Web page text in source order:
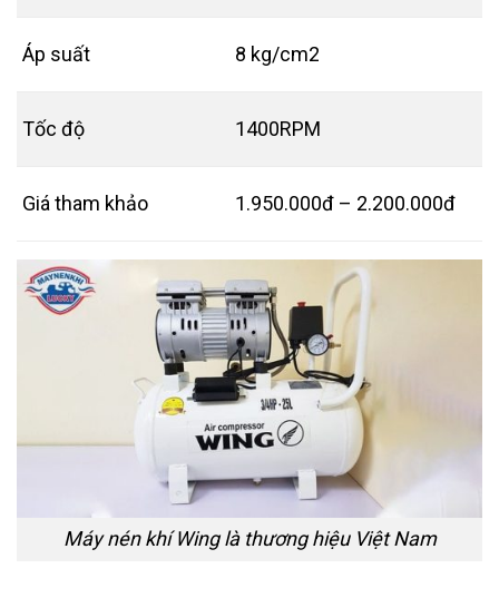
Áp suất 8 kg/cm2
Tốc độ 1400RPM
Giá tham khảo 1.950.000đ – 2.200.000đ
Máy nén khí Wing là thương hiệu Việt Nam